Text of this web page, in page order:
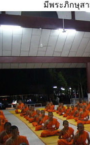
มีพระภิกษุสา